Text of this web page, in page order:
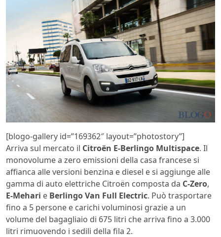
[blogo-gallery id=”169362″ layout=”photostory”]
Arriva sul mercato il Citroën E-Berlingo Multispace. Il
monovolume a zero emissioni della casa francese si
affianca alle versioni benzina e diesel e si aggiunge alle
gamma di auto elettriche Citroën composta da C-Zero,
E-Mehari e Berlingo Van Full Electric. Può trasportare
fino a 5 persone e carichi voluminosi grazie a un
volume del bagagliaio di 675 litri che arriva fino a 3.000
litri rimuovendo i sedili della fila 2.